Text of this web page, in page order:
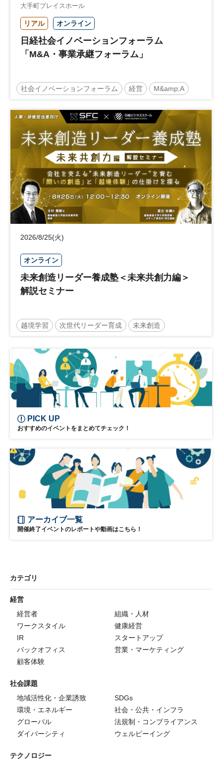
大手町プレイスホール
リアル オンライン
日経社会イノベーションフォーラム
「M&A・事業承継フォーラム」
社会イノベーションフォーラム 経営 M&amp;A
事業承継 中堅中小企業
日経社会イノベーションフォーラム 参加無料
2026/8/25(火)
オンライン
未来創造リーダー養成塾＜未来共創力編＞
解説セミナー
越境学習 次世代リーダー育成 未来創造
PICK UP
おすすめのイベントをまとめてチェック！
アーカイブ一覧
開催終了イベントのレポートや動画はこちら！
カテゴリ
経営
経営者
組織・人材
ワークスタイル
健康経営
IR
スタートアップ
バックオフィス
営業・マーケティング
顧客体験
社会課題
地域活性化・企業誘致
SDGs
環境・エネルギー
社会・公共・インフラ
グローバル
法規制・コンプライアンス
ダイバーシティ
ウェルビーイング
テクノロジー